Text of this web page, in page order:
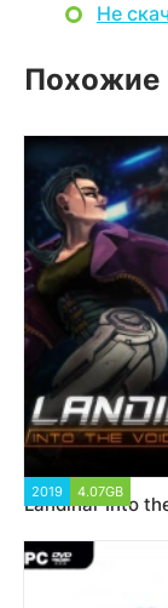
Не
Похожие
2019 4.07GB
Landinar Into